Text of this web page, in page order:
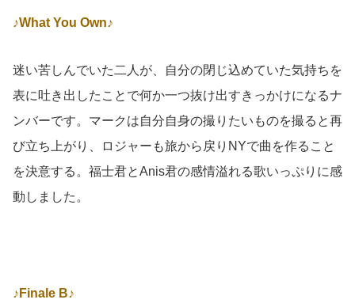
♪What You Own♪
迷い苦しんでいた二人が、自分の閉じ込めていた気持ちを
表に吐き出したことで何か一つ抜け出すきっかけになるナ
ンバーです。マークは自分自身の撮りたいものを撮ると再
び立ち上がり、ロジャーも旅から戻りNYで曲を作ること
を決意する。福士君とAnis君の感情溢れる歌いっぷりに感
動しました。
♪Finale B♪